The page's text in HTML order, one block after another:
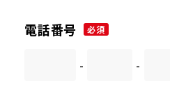
電話番号 必須
- -